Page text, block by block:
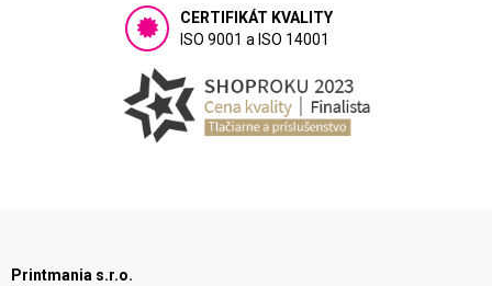
CERTIFIKÁT KVALITY
ISO 9001 a ISO 14001
Printmania s.r.o.